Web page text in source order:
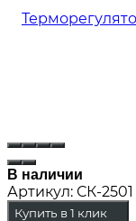
В наличии
Артикул: СК-2501
Купить в 1 клик